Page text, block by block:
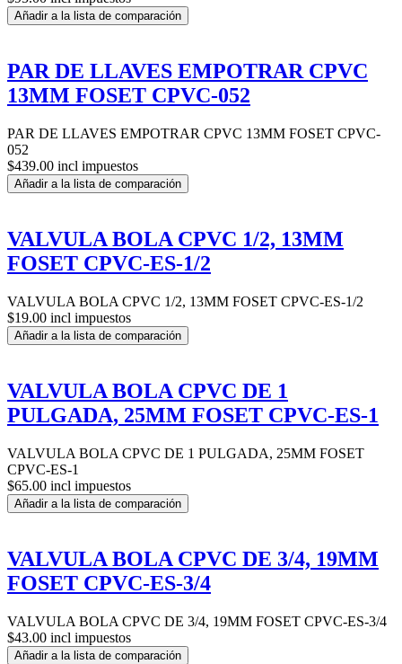
Añadir a la lista de comparación
PAR DE LLAVES EMPOTRAR CPVC
13MM FOSET CPVC-052
PAR DE LLAVES EMPOTRAR CPVC 13MM FOSET CPVC-
052
$439.00 incl impuestos
Añadir a la lista de comparación
VALVULA BOLA CPVC 1/2, 13MM
FOSET CPVC-ES-1/2
VALVULA BOLA CPVC 1/2, 13MM FOSET CPVC-ES-1/2
$19.00 incl impuestos
Añadir a la lista de comparación
VALVULA BOLA CPVC DE 1
PULGADA, 25MM FOSET CPVC-ES-1
VALVULA BOLA CPVC DE 1 PULGADA, 25MM FOSET
CPVC-ES-1
$65.00 incl impuestos
Añadir a la lista de comparación
VALVULA BOLA CPVC DE 3/4, 19MM
FOSET CPVC-ES-3/4
VALVULA BOLA CPVC DE 3/4, 19MM FOSET CPVC-ES-3/4
$43.00 incl impuestos
Añadir a la lista de comparación